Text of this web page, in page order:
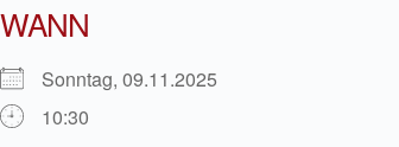
WANN
Sonntag, 09.11.2025
10:30